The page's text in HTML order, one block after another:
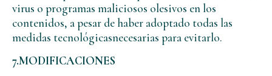
virus o programas maliciosos olesivos en los
contenidos, a pesar de haber adoptado todas las
medidas tecnológicasnecesarias para evitarlo.
7.MODIFICACIONES